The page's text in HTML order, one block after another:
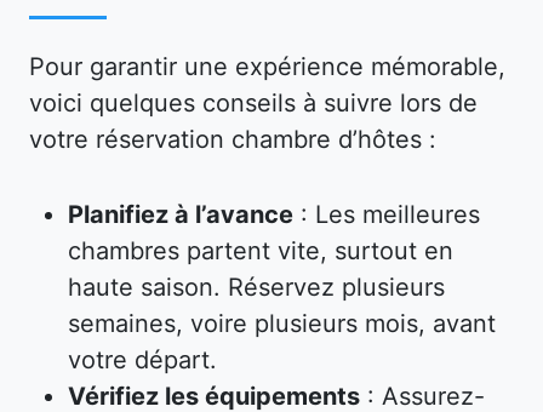
Pour garantir une expérience mémorable,
voici quelques conseils à suivre lors de
votre réservation chambre d’hôtes :
Planifiez à l’avance : Les meilleures
chambres partent vite, surtout en
haute saison. Réservez plusieurs
semaines, voire plusieurs mois, avant
votre départ.
Vérifiez les équipements : Assurez-